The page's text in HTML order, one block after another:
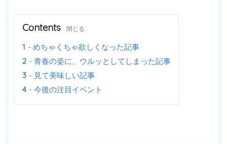
Contents 閉じる
1
めちゃくちゃ欲しくなった記事
2
青春の姿に、ウルッとしてしまった記事
3
見て美味しい記事
4
今後の注目イベント